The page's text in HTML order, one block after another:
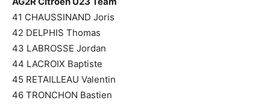
41 CHAUSSINAND Joris
42 DELPHIS Thomas
43 LABROSSE Jordan
44 LACROIX Baptiste
45 RETAILLEAU Valentin
46 TRONCHON Bastien